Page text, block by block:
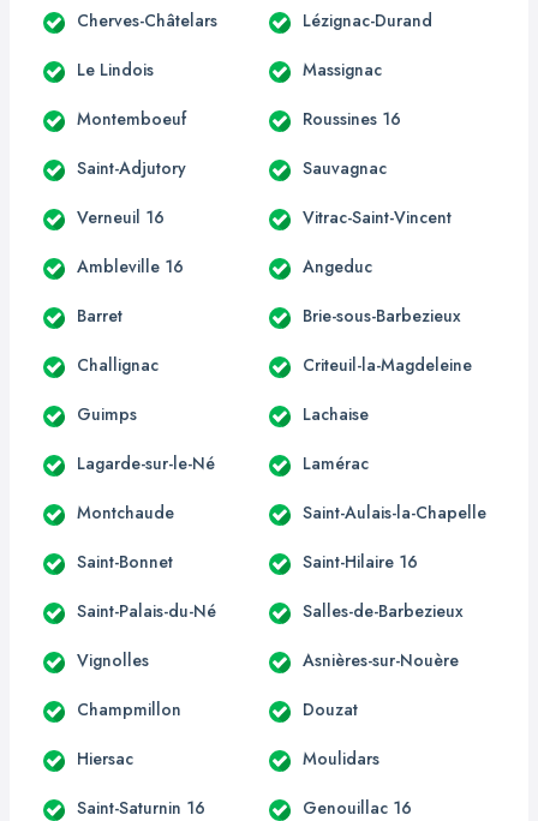
Cherves-Châtelars Lézignac-Durand
Le Lindois Massignac
Montemboeuf Roussines 16
Saint-Adjutory Sauvagnac
Verneuil 16 Vitrac-Saint-Vincent
Ambleville 16 Angeduc
Barret Brie-sous-Barbezieux
Challignac Criteuil-la-Magdeleine
Guimps Lachaise
Lagarde-sur-le-Né Lamérac
Montchaude Saint-Aulais-la-Chapelle
Saint-Bonnet Saint-Hilaire 16
Saint-Palais-du-Né Salles-de-Barbezieux
Vignolles Asnières-sur-Nouère
Champmillon Douzat
Hiersac Moulidars
Saint-Saturnin 16 Genouillac 16